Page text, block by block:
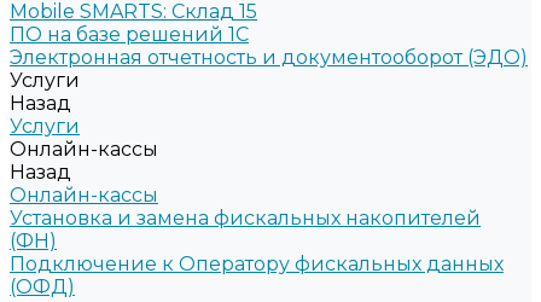
Mobile SMARTS: Склад 15
ПО на базе решений 1С
Электронная отчетность и документооборот (ЭДО)
Услуги
Назад
Услуги
Онлайн-кассы
Назад
Онлайн-кассы
Установка и замена фискальных накопителей
(ФН)
Подключение к Оператору фискальных данных
(ОФД)